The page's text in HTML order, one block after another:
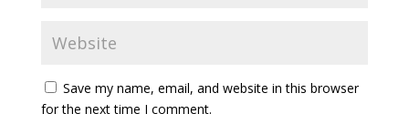
Save my name, email, and website in this browser
for the next time I comment.